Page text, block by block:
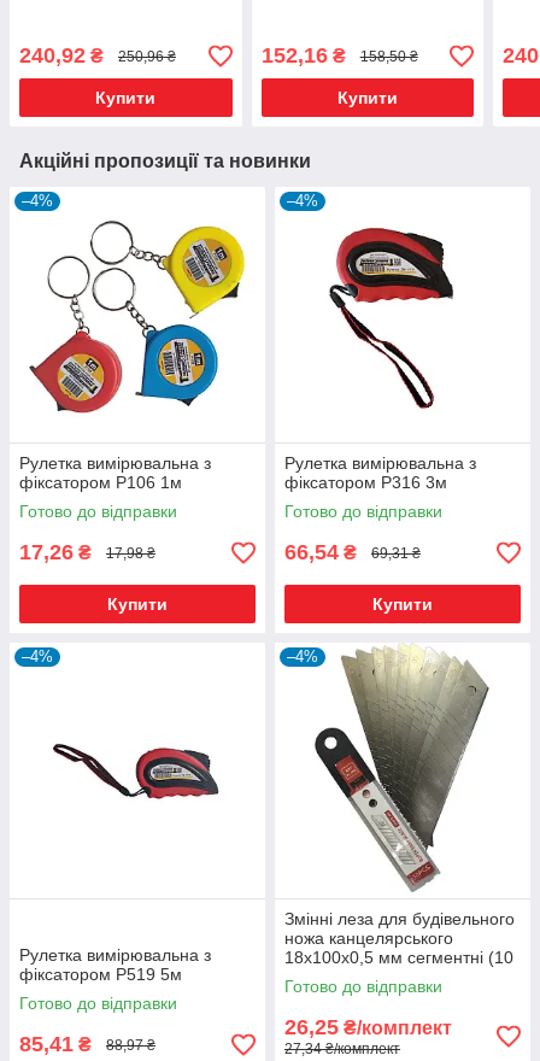
240,92 ₴ 250,96 ₴
Купити
152,16₴ 158,50 ₴
Купити
Акційні пропозиції та новинки
–4%
Рулетка вимірювальна з
фіксатором Р106 1м
Готово до відправки
17,26 ₴ 17,98 ₴
Купити
–4%
Рулетка вимірювальна з
фіксатором Р316 3м
Готово до відправки
66,54 ₴ 69,31 ₴
Купити
–4%
Рулетка вимірювальна з
фіксатором Р519 5м
Готово до відправки
85,41 ₴ 88,97 ₴
–4%
Змінні леза для будівельного
ножа канцелярського
18х100х0,5 мм сегментні (10
шт.)
Готово до відправки
26,25 ₴/комплект
27,34 ₴/комплект